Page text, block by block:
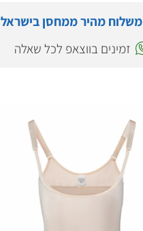
משלוח מהיר ממחסן בישראל
זמינים בווצאפ לכל שאלה